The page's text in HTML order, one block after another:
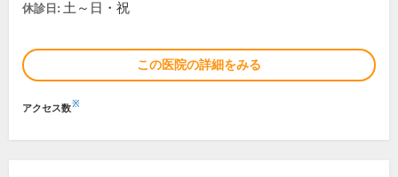
休診日: 土～日・祝
この医院の詳細をみる
アクセス数※